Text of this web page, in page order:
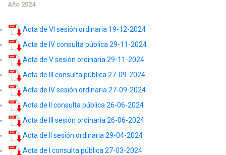
Año 2024
Acta de VI sesión ordinaria 19-12-2024
Acta de IV consulta pública 29-11-2024
Acta de V sesión ordinaria 29-11-2024
Acta de III consulta pública 27-09-2024
Acta de IV sesión ordinaria 27-09-2024
Acta de II consulta pública 26-06-2024
Acta de III sesión ordinaria 26-06-2024
Acta de II sesión ordinaria 29-04-2024
Acta de I consulta pública 27-03-2024